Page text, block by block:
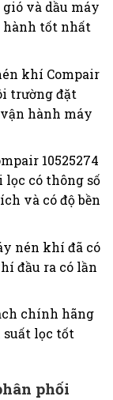
và dầu máy
hành tốt nhất
khí Compair
trường đặt
hành máy
10525274
có thông số
và có độ bền
nén khí đã có
đầu ra có lần
chính hãng
suất lọc tốt
phối